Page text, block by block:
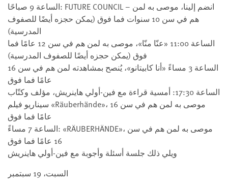
الساعة 9 صباحًا: FUTURE COUNCIL – انضم إلينا، موصى به لمن
هم في سن 10 سنوات فما فوق (يمكن حجزه أيضًا للصفوف
المدرسية)
الساعة 11:00 «عنّا منّا»، موصى به لمن هم في سن 12 عامًا فما
فوق (يمكن حجزه أيضًا للصفوف المدرسية)
الساعة 3 مساءً «أنا كابيتانو»، يُنصح بمشاهدته لمن هم في سن 16
عامًا فما فوق
الساعة 17:30: أمسية قراءة مع فين-أولي هاينريش، مؤلف وكتّاب
سيناريو فيلم «Räuberhände»، موصى به لمن هم في سن 16
عامًا فما فوق
الساعة 7 مساءً: «RÄUBERHÄNDE»، موصى به لمن هم في سن
16 عامًا فما فوق
ويلي ذلك جلسة أسئلة وأجوبة مع فين-أولي هاينريش
السبت، 19 سبتمبر